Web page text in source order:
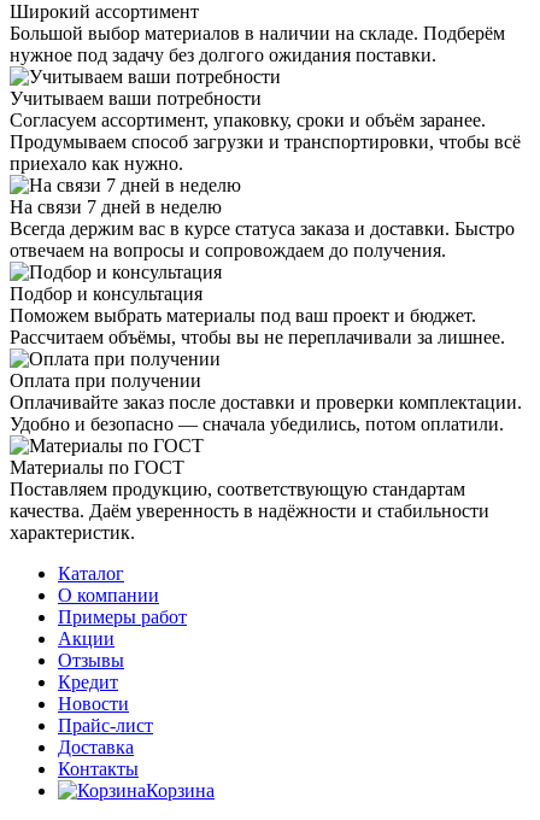
Широкий ассортимент
Большой выбор материалов в наличии на складе. Подберём
нужное под задачу без долгого ожидания поставки.
Учитываем ваши потребности
Согласуем ассортимент, упаковку, сроки и объём заранее.
Продумываем способ загрузки и транспортировки, чтобы всё
приехало как нужно.
На связи 7 дней в неделю
Всегда держим вас в курсе статуса заказа и доставки. Быстро
отвечаем на вопросы и сопровождаем до получения.
Подбор и консультация
Поможем выбрать материалы под ваш проект и бюджет.
Рассчитаем объёмы, чтобы вы не переплачивали за лишнее.
Оплата при получении
Оплачивайте заказ после доставки и проверки комплектации.
Удобно и безопасно — сначала убедились, потом оплатили.
Материалы по ГОСТ
Поставляем продукцию, соответствующую стандартам
качества. Даём уверенность в надёжности и стабильности
характеристик.
Каталог
О компании
Примеры работ
Акции
Отзывы
Кредит
Новости
Прайс-лист
Доставка
Контакты
Корзина